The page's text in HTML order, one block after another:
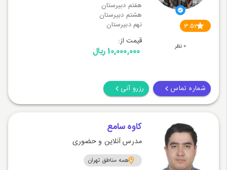
3.52
0 نظر
هفتم دبیرستان
هشتم دبیرستان
نهم دبیرستان
قیمت از:
10,000,000 ریال
شماره تماس رزرو آنی
کاوه سامع
مدرس آنلاین و حضوری
همه مناطق تهران